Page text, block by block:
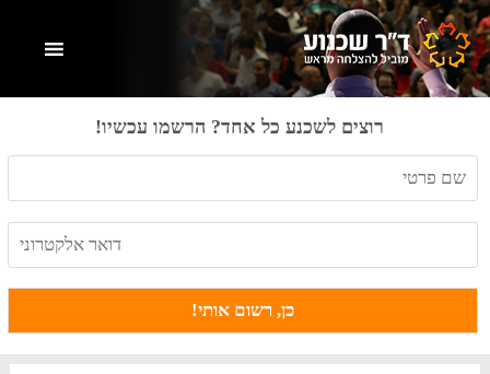
Skip
to
main
Skip
to
primary
Skip
to
footer
רוצים לשכנע כל אחד? הרשמו עכשיו!